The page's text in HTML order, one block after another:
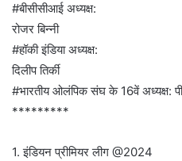
#बीसीसीआई अध्यक्ष:
रोजर बिन्नी
#हॉकी इंडिया अध्यक्ष:
दिलीप तिर्की
#भारतीय ओलंपिक संघ के 16वें अध्यक्ष:
*********
1. इंडियन प्रीमियर लीग @2024